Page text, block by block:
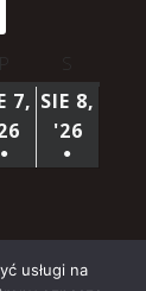
7,
SIERPNIA
●
SIE 8,
'26
●
usługi na